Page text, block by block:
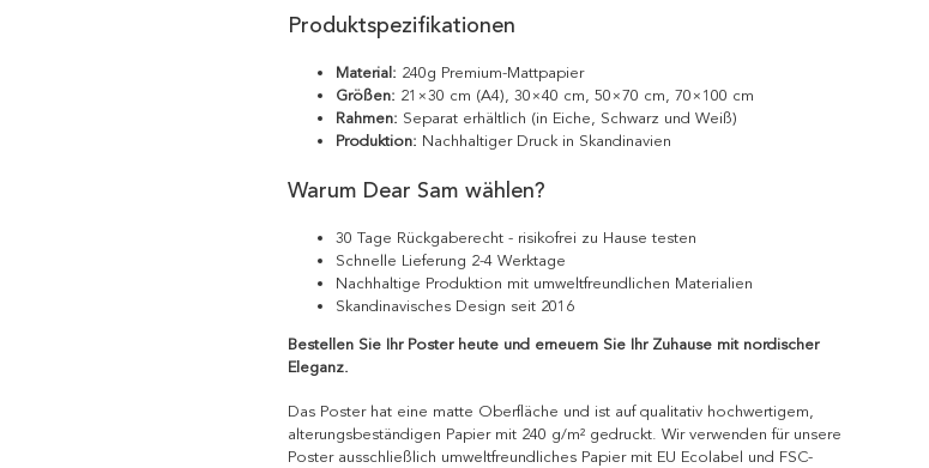
Produktspezifikationen
Material: 240g Premium-Mattpapier
Größen: 21×30 cm (A4), 30×40 cm, 50×70 cm, 70×100 cm
Rahmen: Separat erhältlich (in Eiche, Schwarz und Weiß)
Produktion: Nachhaltiger Druck in Skandinavien
Warum Dear Sam wählen?
30 Tage Rückgaberecht - risikofrei zu Hause testen
Schnelle Lieferung 2-4 Werktage
Nachhaltige Produktion mit umweltfreundlichen Materialien
Skandinavisches Design seit 2016
Bestellen Sie Ihr Poster heute und erneuern Sie Ihr Zuhause mit nordischer
Eleganz.
Das Poster hat eine matte Oberfläche und ist auf qualitativ hochwertigem,
alterungsbeständigen Papier mit 240 g/m² gedruckt. Wir verwenden für unsere
Poster ausschließlich umweltfreundliches Papier mit EU Ecolabel und FSC-